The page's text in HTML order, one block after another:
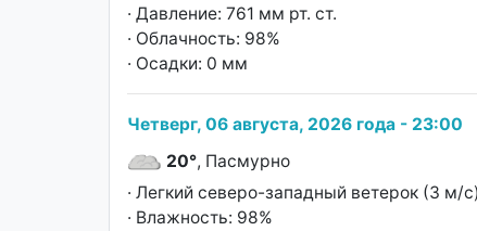
· Давление: 761 мм рт. ст.
· Облачность: 98%
· Осадки: 0 мм
Четверг, 06 августа, 2026 года - 23:00
20°, Пасмурно
· Легкий северо-западный ветерок (3 м/с)
· Влажность: 98%